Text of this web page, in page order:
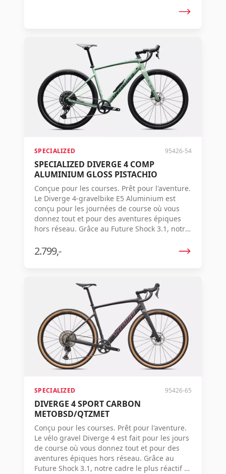
car avec ce vélo, tout est possible.
SPECIALIZED 95426-54
SPECIALIZED DIVERGE 4 COMP
ALUMINIUM GLOSS PISTACHIO
Conçue pour les courses. Prêt pour l'aventure.
Le Diverge 4-gravelbike E5 Aluminium est
conçu pour les journées de course où vous
donnez tout et pour des aventures épiques
hors réseau. Grâce au Future Shock 3.1, notre
largeur de pneu et un espace de rangement
interne important, le meilleur vélo de gravel
car avec ce vélo, tout est possible.
2.799,-
SPECIALIZED 95426-65
DIVERGE 4 SPORT CARBON
METOBSD/QTZMET
Conçu pour les courses. Prêt pour l'aventure.
Le vélo gravel Diverge 4 est fait pour les jours
de course où vous donnez tout et pour des
aventures épiques hors réseau. Grâce au
Future Shock 3.1, notre cadre le plus réactif à